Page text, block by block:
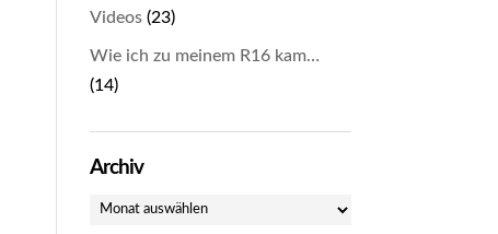
Videos(23)
Wie ich zu meinem R16 kam…
(14)
Archiv
Archiv